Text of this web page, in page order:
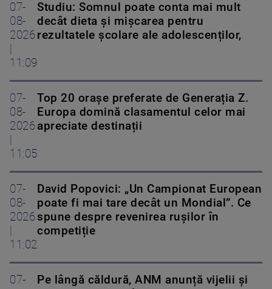
07-
08-
2026
11:09
Studiu: Somnul poate conta mai mult
decât dieta și mișcarea pentru
rezultatele școlare ale adolescenților,
07-
08-
2026
11:05
Top 20 orașe preferate de Generația Z.
Europa domină clasamentul celor mai
apreciate destinații
07-
08-
2026
11:02
David Popovici: „Un Campionat European
poate fi mai tare decât un Mondial”. Ce
spune despre revenirea rușilor în
competiție
07-
Pe lângă căldură, ANM anunță vijelii și